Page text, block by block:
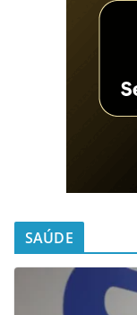
SAÚDE